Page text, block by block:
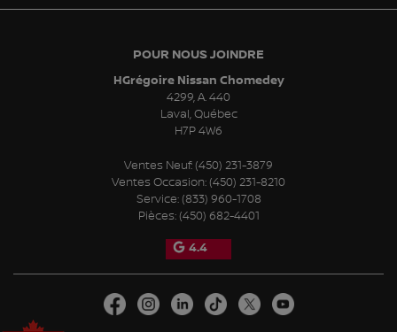
POUR NOUS JOINDRE
HGrégoire Nissan Chomedey
4299, A. 440
Laval,Québec
H7P 4W6
Ventes Neuf: (450) 231-3879
Ventes Occasion: (450) 231-8210
Service: (833) 960-1708
Pièces: (450) 682-4401
4.4